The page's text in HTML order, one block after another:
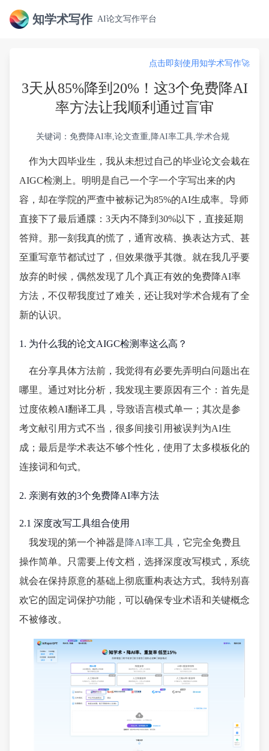
知学术写作 AI论文写作平台
点击即刻使用知学术写作🚀
3天从85%降到20%！这3个免费降AI
率方法让我顺利通过盲审
关键词：免费降AI率,论文查重,降AI率工具,学术合规
作为大四毕业生，我从未想过自己的毕业论文会栽在
AIGC检测上。明明是自己一个字一个字写出来的内
容，却在学院的严查中被标记为85%的AI生成率。导师
直接下了最后通牒：3天内不降到30%以下，直接延期
答辩。那一刻我真的慌了，通宵改稿、换表达方式、甚
至重写章节都试过了，但效果微乎其微。就在我几乎要
放弃的时候，偶然发现了几个真正有效的免费降AI率
方法，不仅帮我度过了难关，还让我对学术合规有了全
新的认识。
1. 为什么我的论文AIGC检测率这么高？
在分享具体方法前，我觉得有必要先弄明白问题出在
哪里。通过对比分析，我发现主要原因有三个：首先是
过度依赖AI翻译工具，导致语言模式单一；其次是参
考文献引用方式不当，很多间接引用被误判为AI生
成；最后是学术表达不够个性化，使用了太多模板化的
连接词和句式。
2. 亲测有效的3个免费降AI率方法
2.1 深度改写工具组合使用
我发现的第一个神器是降AI率工具 ，它完全免费且
操作简单。只需要上传文档，选择深度改写模式，系统
就会在保持原意的基础上彻底重构表达方式。我特别喜
欢它的固定词保护功能，可以确保专业术语和关键概念
不被修改。